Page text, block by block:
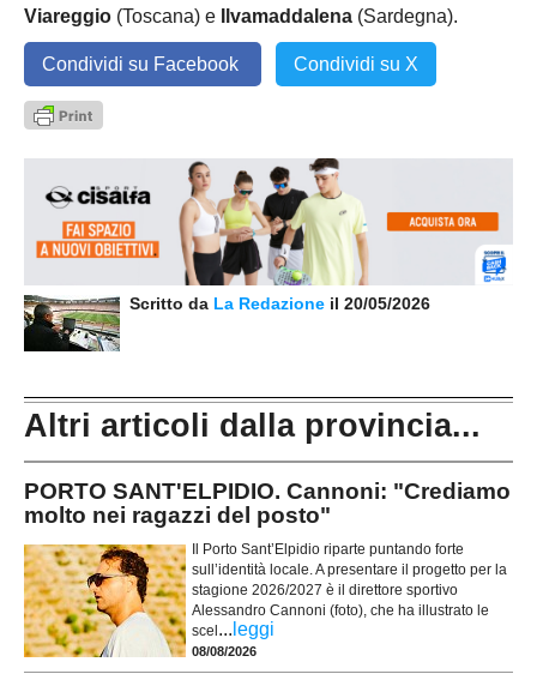
Viareggio (Toscana) e Ilvamaddalena (Sardegna).
Condividi su Facebook Condividi su X
Scritto da La Redazione il 20/05/2026
Altri articoli dalla provincia...
PORTO SANT'ELPIDIO. Cannoni: "Crediamo
molto nei ragazzi del posto"
Il Porto Sant’Elpidio riparte puntando forte
sull’identità locale. A presentare il progetto per la
stagione 2026/2027 è il direttore sportivo
Alessandro Cannoni (foto), che ha illustrato le
scel ... leggi
08/08/2026